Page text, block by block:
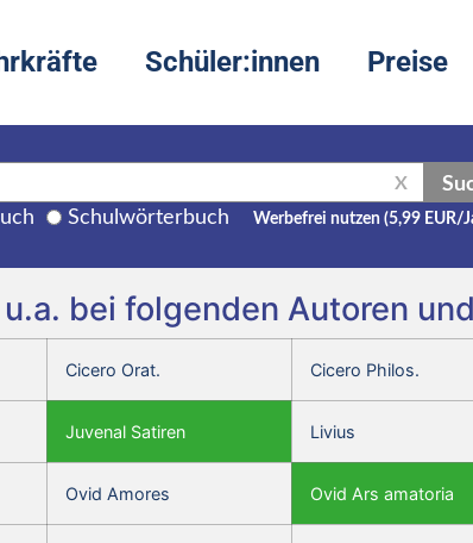
Schüler:innen Preise
X
Schulwörterbuch Werbefrei nutzen (5,99 EUR/
bei folgenden Autoren
Cicero Orat. Cicero Philos.
Juvenal Satiren Livius
Ovid Amores Ovid Ars amatoria